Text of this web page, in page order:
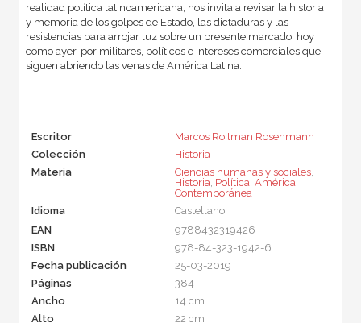
realidad política latinoamericana, nos invita a revisar la historia
y memoria de los golpes de Estado, las dictaduras y las
resistencias para arrojar luz sobre un presente marcado, hoy
como ayer, por militares, políticos e intereses comerciales que
siguen abriendo las venas de América Latina.
Escritor
Marcos Roitman Rosenmann
Colección
Historia
Materia
Ciencias humanas y sociales,
Historia Política América
Contemporánea
Idioma
Castellano
EAN
9788432319426
ISBN
978-84-323-1942-6
Fecha publicación
25-03-2019
Páginas
384
Ancho
14 cm
Alto
22 cm